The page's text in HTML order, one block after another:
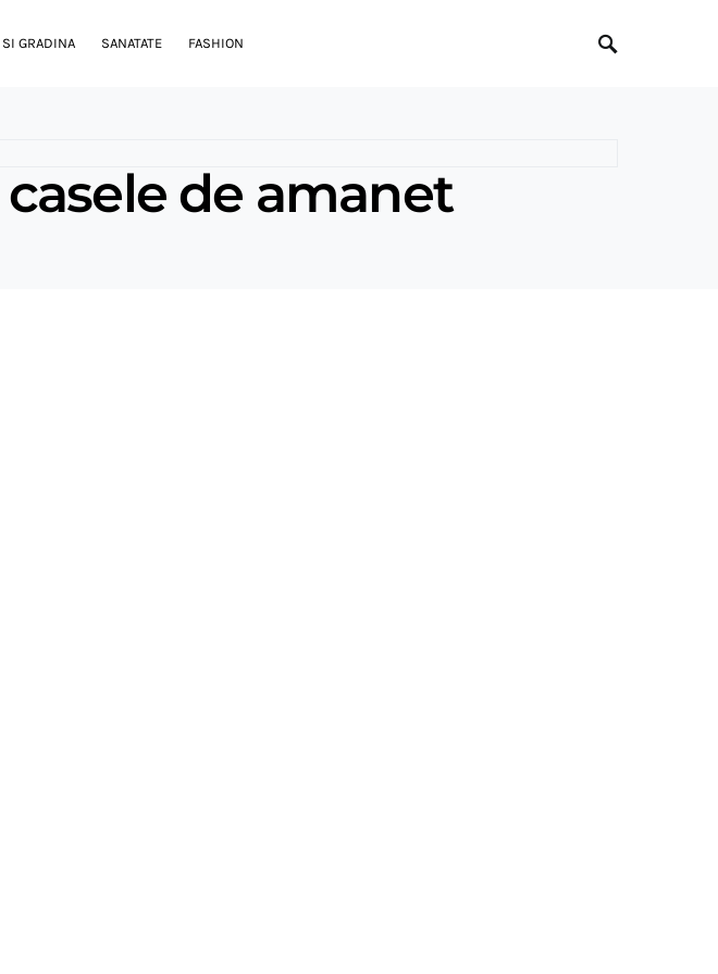
SI GRADINA SANATATE FASHION
de amanet